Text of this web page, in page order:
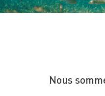
Nous